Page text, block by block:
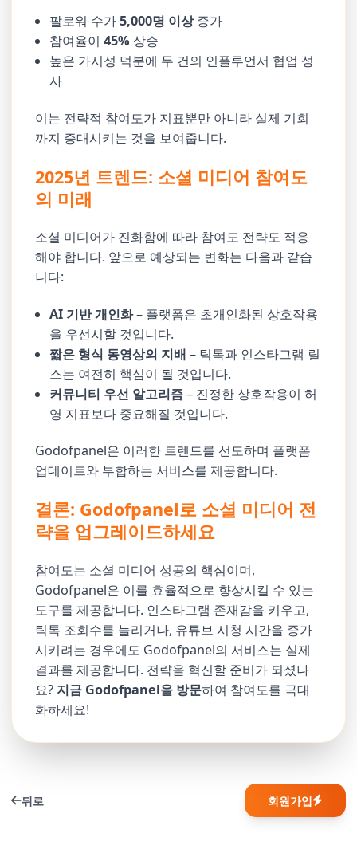
팔로워 수가5,000명 이상증가
참여율이45% 상승
높은 가시성 덕분에 두 건의 인플루언서 협업 성
사
이는 전략적 참여도가 지표뿐만 아니라 실제 기회
까지 증대시키는 것을 보여줍니다.
2025년 트렌드: 소셜 미디어 참여도
의 미래
소셜 미디어가 진화함에 따라 참여도 전략도 적응
해야 합니다. 앞으로 예상되는 변화는 다음과 같습
니다:
AI 기반 개인화– 플랫폼은 초개인화된 상호작용
을 우선시할 것입니다.
짧은 형식 동영상의 지배 – 틱톡과 인스타그램 릴
스는 여전히 핵심이 될 것입니다.
커뮤니티 우선 알고리즘– 진정한 상호작용이 허
영 지표보다 중요해질 것입니다.
Godofpanel은 이러한 트렌드를 선도하며 플랫폼
업데이트와 부합하는 서비스를 제공합니다.
결론: Godofpanel로 소셜 미디어 전
략을 업그레이드하세요
참여도는 소셜 미디어 성공의 핵심이며,
Godofpanel은 이를 효율적으로 향상시킬 수 있는
도구를 제공합니다. 인스타그램 존재감을 키우고,
틱톡 조회수를 늘리거나, 유튜브 시청 시간을 증가
시키려는 경우에도 Godofpanel의 서비스는 실제
결과를 제공합니다. 전략을 혁신할 준비가 되셨나
요? 지금 Godofpanel을 방문하여 참여도를 극대
화하세요!
뒤로 회원가입